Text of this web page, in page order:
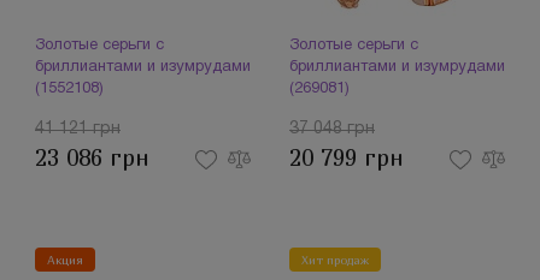
Золотые серьги с
бриллиантами и изумрудами
(1552108)
41 121 грн
23 086 грн
Золотые серьги с
бриллиантами и изумрудами
(269081)
37 048 грн
20 799 грн
Акция Хит продаж